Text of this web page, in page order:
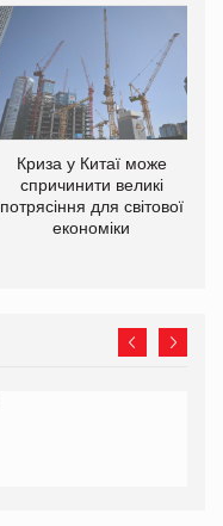
Криза у Китаї може
спричинити великі
потрясіння для світової
економіки